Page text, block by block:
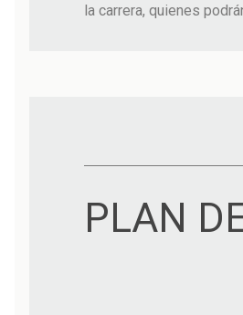
la carrera, quienes
PLAN